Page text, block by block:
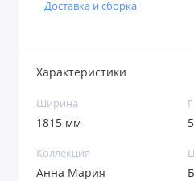
Доставка и сборка
Характеристики
Ширина
1815 мм
Коллекция
Анна Мария